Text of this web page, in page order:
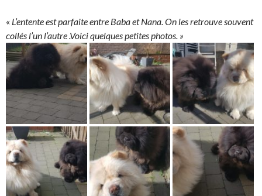
« L’entente est parfaite entre Baba et Nana. On les retrouve souvent
collés l’un l’autre .Voici quelques petites photos. »